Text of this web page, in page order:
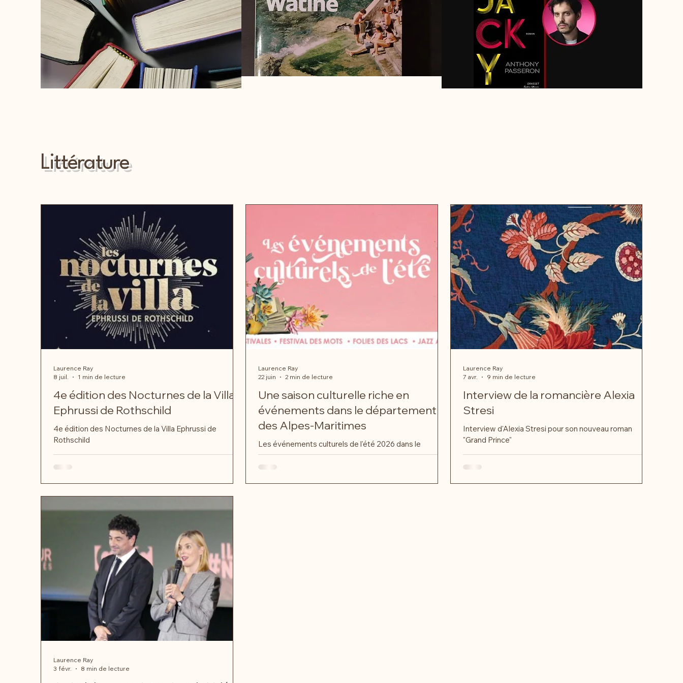
Littérature
4e édition des Nocturnes de la Villa
Ephrussi de Rothschild
4e édition des Nocturnes de la Villa Ephrussi de
Rothschild
Laurence Ray
8 juil.
1 min de lecture
Une saison culturelle riche en
événements dans le département
des Alpes-Maritimes
Les événements culturels de l'été 2026 dans le
département des Alpes-Maritimes
Laurence Ray
22 juin
2 min de lecture
Interview de la romancière Alexia
Stresi
Interview d'Alexia Stresi pour son nouveau roman
"Grand Prince"
Laurence Ray
7 avr.
9 min de lecture
Laurence Ray
3 févr.
8 min de lecture